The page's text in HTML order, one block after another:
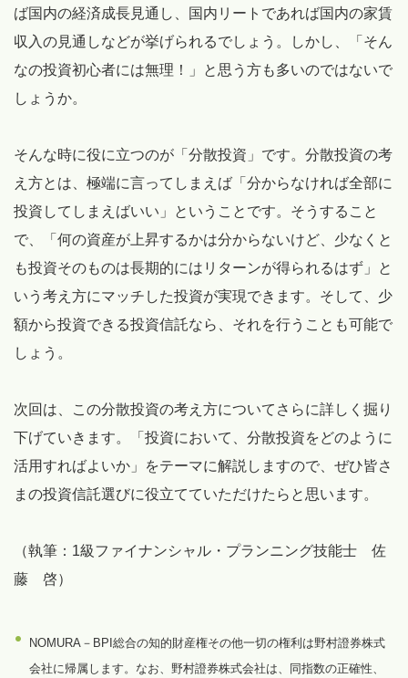
ば国内の経済成長見通し、国内リートであれば国内の家賃
収入の見通しなどが挙げられるでしょう。しかし、「そん
なの投資初心者には無理！」と思う方も多いのではないで
しょうか。
そんな時に役に立つのが「分散投資」です。分散投資の考
え方とは、極端に言ってしまえば「分からなければ全部に
投資してしまえばいい」ということです。そうすること
で、「何の資産が上昇するかは分からないけど、少なくと
も投資そのものは長期的にはリターンが得られるはず」と
いう考え方にマッチした投資が実現できます。そして、少
額から投資できる投資信託なら、それを行うことも可能で
しょう。
次回は、この分散投資の考え方についてさらに詳しく掘り
下げていきます。「投資において、分散投資をどのように
活用すればよいか」をテーマに解説しますので、ぜひ皆さ
まの投資信託選びに役立てていただけたらと思います。
（執筆：1級ファイナンシャル・プランニング技能士 佐
藤 啓）
NOMURA－BPI総合の知的財産権その他一切の権利は野村證券株式
会社に帰属します。なお、野村證券株式会社は、同指数の正確性、